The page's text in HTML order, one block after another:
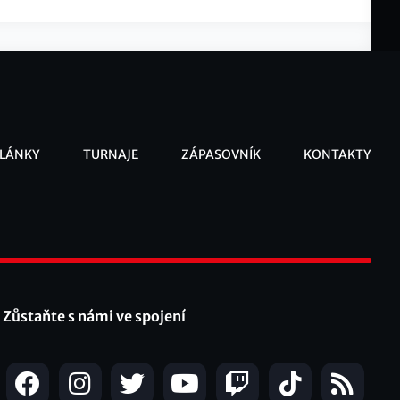
TURNAJE ZÁPASOVNÍK KONTAKTY
Zůstaňte s námi ve spojení